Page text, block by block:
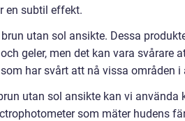
en subtil effekt.
utan sol ansikte. Dessa
geler, men det kan vara svårare
har svårt att nå vissa områden i
utan sol ansikte kan vi använda
som mäter hudens